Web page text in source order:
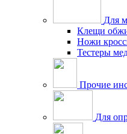
Для
Клещи
Ножи
Тестеры
Прочие
Для